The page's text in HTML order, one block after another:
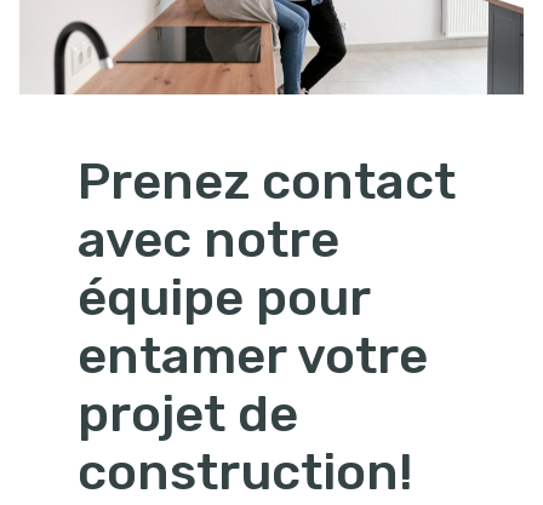
Prenez contact
avec notre
équipe pour
entamer votre
projet de
construction!